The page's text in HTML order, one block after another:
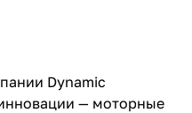
Dynamic
— моторные
02-51